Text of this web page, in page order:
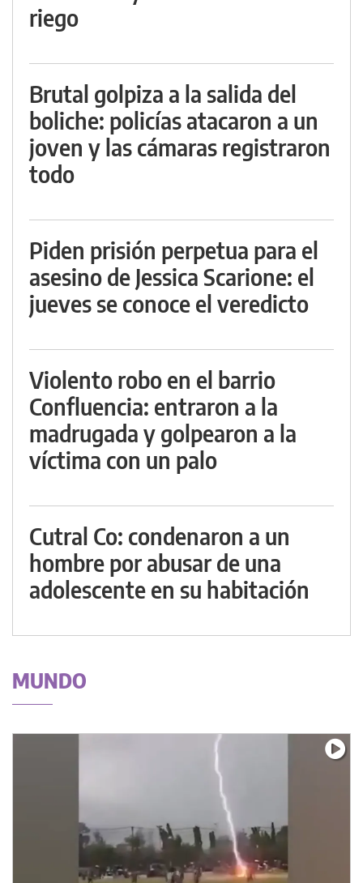
riego
Brutal golpiza a la salida del
boliche: policías atacaron a un
joven y las cámaras registraron
todo
Piden prisión perpetua para el
asesino de Jessica Scarione: el
jueves se conoce el veredicto
Violento robo en el barrio
Confluencia: entraron a la
madrugada y golpearon a la
víctima con un palo
Cutral Co: condenaron a un
hombre por abusar de una
adolescente en su habitación
MUNDO